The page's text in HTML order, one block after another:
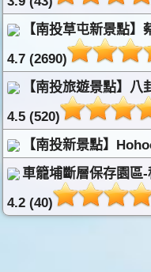
【南投草屯新景點
4.7 (2690)
【南投旅遊景點】
4.5 (520)
【南投新景點】
車籠埔斷層保存園區
4.2 (40)